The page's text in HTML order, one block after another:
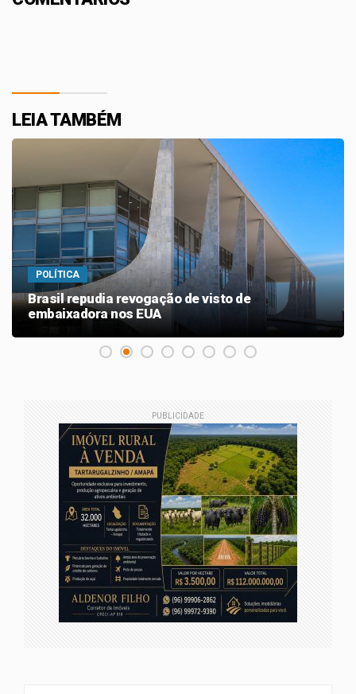
LEIA TAMBÉM
POLÍTICA
Brasil repudia revogação de visto de
embaixadora nos EUA
PUBLICIDADE